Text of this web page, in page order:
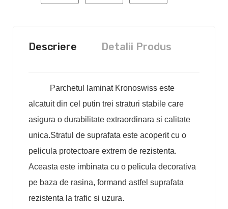
Descriere Detalii Produs
Parchetul laminat Kronoswiss este
alcatuit din cel putin trei straturi stabile care
asigura o durabilitate extraordinara si calitate
unica.Stratul de suprafata este acoperit cu o
pelicula protectoare extrem de rezistenta.
Aceasta este imbinata cu o pelicula decorativa
pe baza de rasina, formand astfel suprafata
rezistenta la trafic si uzura.